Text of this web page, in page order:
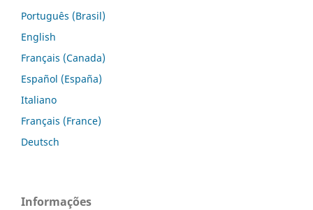
Português (Brasil)
English
Français (Canada)
Español (España)
Italiano
Français (France)
Deutsch
Informações